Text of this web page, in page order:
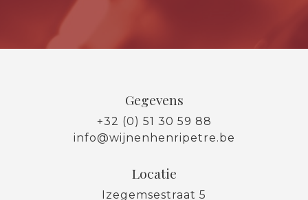
Gegevens
+32 (0) 51 30 59 88
info@wijnenhenripetre.be
Locatie
Izegemsestraat 5